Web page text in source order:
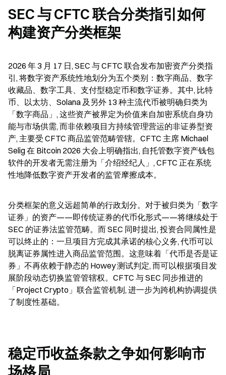
SEC 与 CFTC 联合分类指引如何
构建资产分类框架
2026 年 3 月 17 日, SEC 与 CFTC 联合发布加密资产分类指
引, 将数字资产系统性地划分为五个类别：数字商品、数字
收藏品、数字工具、支付型稳定币和数字证券。其中, 比特
币、以太坊、Solana 及另外 13 种主流代币被明确归类为
「数字商品」, 这些资产被界定为价值来自加密系统自身功
能与市场供需, 而非依赖项目方持续管理营运的非证券型资
产, 主要受 CFTC 商品监管范畴管辖。CFTC 主席 Michael
Selig 在 Bitcoin 2026 大会上明确指出, 自托管数字资产钱包
软件的开发者无需注册为「介绍经纪人」, CFTC 正在系统
性地降低数字资产开发者的监管摩擦成本。
分类框架的意义远超简单的行政划分。对于被归类为「数字
证券」的资产——即传统证券的代币化形式——将继续处于
SEC 的证券法监管范畴。而 SEC 同时提出, 投资合同属性是
可以终止的：一旦项目方完成其承诺的核心义务, 代币可以
脱离证券属性进入商品监管范围。这意味着「代币是否是证
券」不再依赖于静态的 Howey 测试判定, 而可以根据项目发
展阶段动态切换监管管辖权。CFTC 与 SEC 同步推进的
「Project Crypto」联合监管机制, 进一步为跨机构协调提供
了制度性基础。
稳定币收益条款之争如何影响市
场格局